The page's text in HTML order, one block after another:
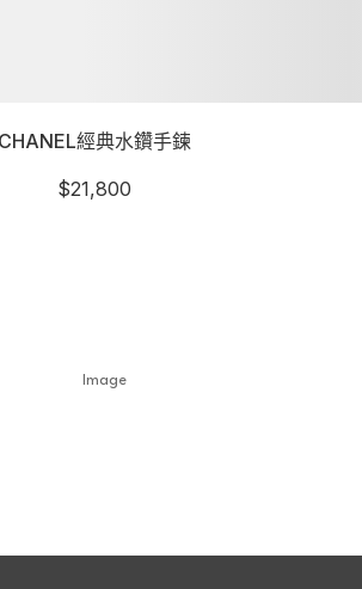
CHANEL經典水鑽手鍊
$21,800